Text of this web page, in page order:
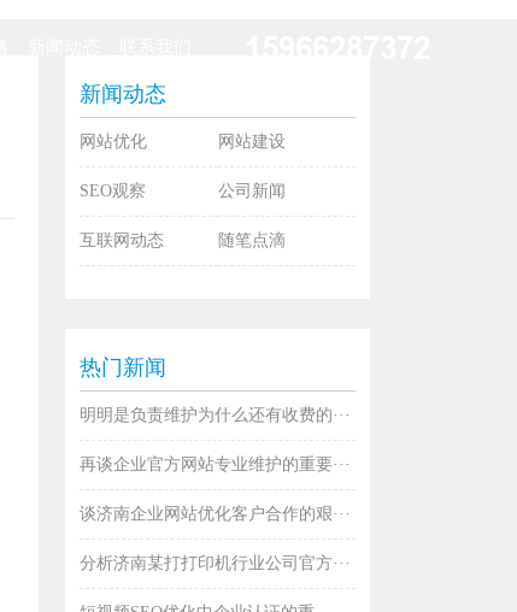
新闻动态
网站优化 网站建设
SEO观察 公司新闻
互联网动态 随笔点滴
热门新闻
明明是负责维护为什么还有收费的···
再谈企业官方网站专业维护的重要···
谈济南企业网站优化客户合作的艰···
分析济南某打打印机行业公司官方···